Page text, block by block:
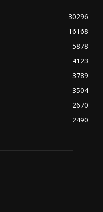
30296
16168
5878
4123
3789
3504
2670
2490